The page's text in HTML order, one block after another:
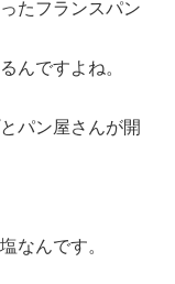
たフランスパン
んですよね。
パン屋さんが開
なんです。